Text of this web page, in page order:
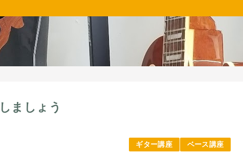
ましょう
ギター講座 ベース講座